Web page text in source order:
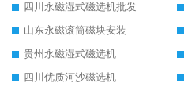
四川永磁湿式磁选机批发
山东永磁滚筒磁块安装
贵州永磁湿式磁选机
四川优质河沙磁选机